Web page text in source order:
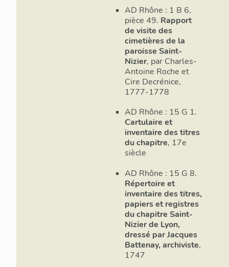
(COTTIN, p.
jouxtait le
construction
élevée à la
Située à
accessible
sur un rez-de-
de Savoye du
168). Un
jouxtait ce
La grande
nouvelle
la toiture.
aménagé
transept,
probablement
de 1,74 m de
linteau
AD Rhône : 1 B 6,
pièce 49. Rapport
de visite des
cimetières de la
paroisse Saint-
Nizier, par Charles-
Antoine Roche et
Cire Decrénice,
1777-1778
AD Rhône : 15 G 1.
Cartulaire et
inventaire des titres
du chapitre, 17e
siècle
AD Rhône : 15 G 8.
Répertoire et
inventaire des titres,
papiers et registres
du chapitre Saint-
Nizier de Lyon,
dressé par Jacques
Battenay, archiviste,
1747